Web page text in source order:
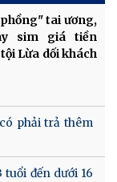
tai ương,
sim giá tiền
Lừa dối khách
phải trả thêm
đến dưới 16